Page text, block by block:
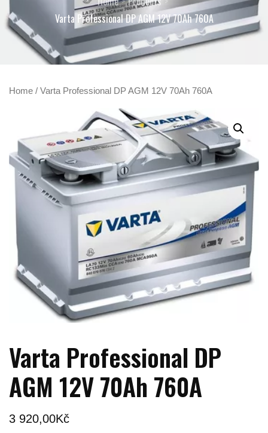
Varta Professional DP AGM 12V 70Ah 760A
Home / Varta Professional DP AGM 12V 70Ah 760A
Varta Professional DP
AGM 12V 70Ah 760A
3 920,00Kč